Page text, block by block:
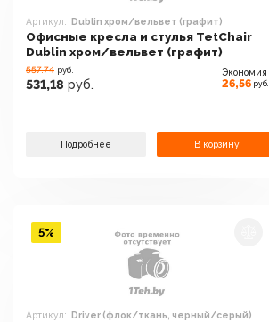
Артикул: Dublin хром/вельвет (графит)
Офисные кресла и стулья TetChair
Dublin хром/вельвет (графит)
557.74 руб.
531,18 руб.
Экономия
26,56 руб.
Подробнее В корзину
Артикул: Driver (флок/ткань, черный/серый)
5%